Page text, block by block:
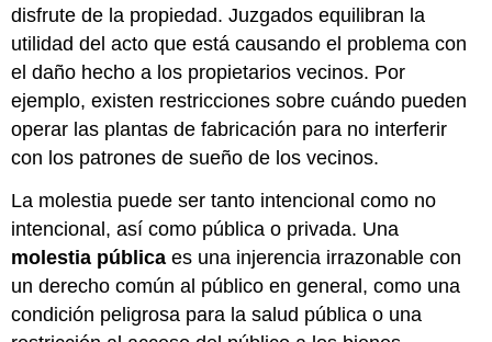
disfrute de la propiedad. Juzgados equilibran la
utilidad del acto que está causando el problema con
el daño hecho a los propietarios vecinos. Por
ejemplo, existen restricciones sobre cuándo pueden
operar las plantas de fabricación para no interferir
con los patrones de sueño de los vecinos.
La molestia puede ser tanto intencional como no
intencional, así como pública o privada. Una
molestia pública es una injerencia irrazonable con
un derecho común al público en general, como una
condición peligrosa para la salud pública o una